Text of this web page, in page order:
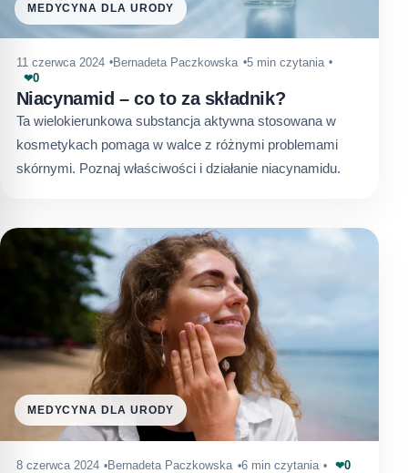
MEDYCYNA DLA URODY
11 czerwca 2024 Bernadeta Paczkowska 5 min czytania
❤0
Niacynamid – co to za składnik?
Ta wielokierunkowa substancja aktywna stosowana w
kosmetykach pomaga w walce z różnymi problemami
skórnymi. Poznaj właściwości i działanie niacynamidu.
MEDYCYNA DLA URODY
8 czerwca 2024 Bernadeta Paczkowska 6 min czytania ❤0